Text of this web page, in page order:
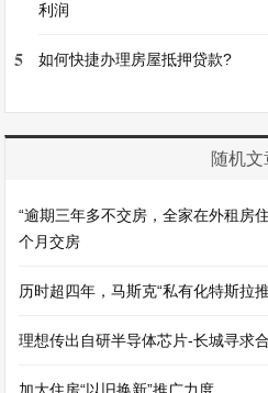
利润
5 如何快捷办理房屋抵押贷款?
随机文
“逾期三年多不交房，全家在外租房
个月交房
历时超四年，马斯克“私有化特斯拉
理想传出自研半导体芯片-长城寻求